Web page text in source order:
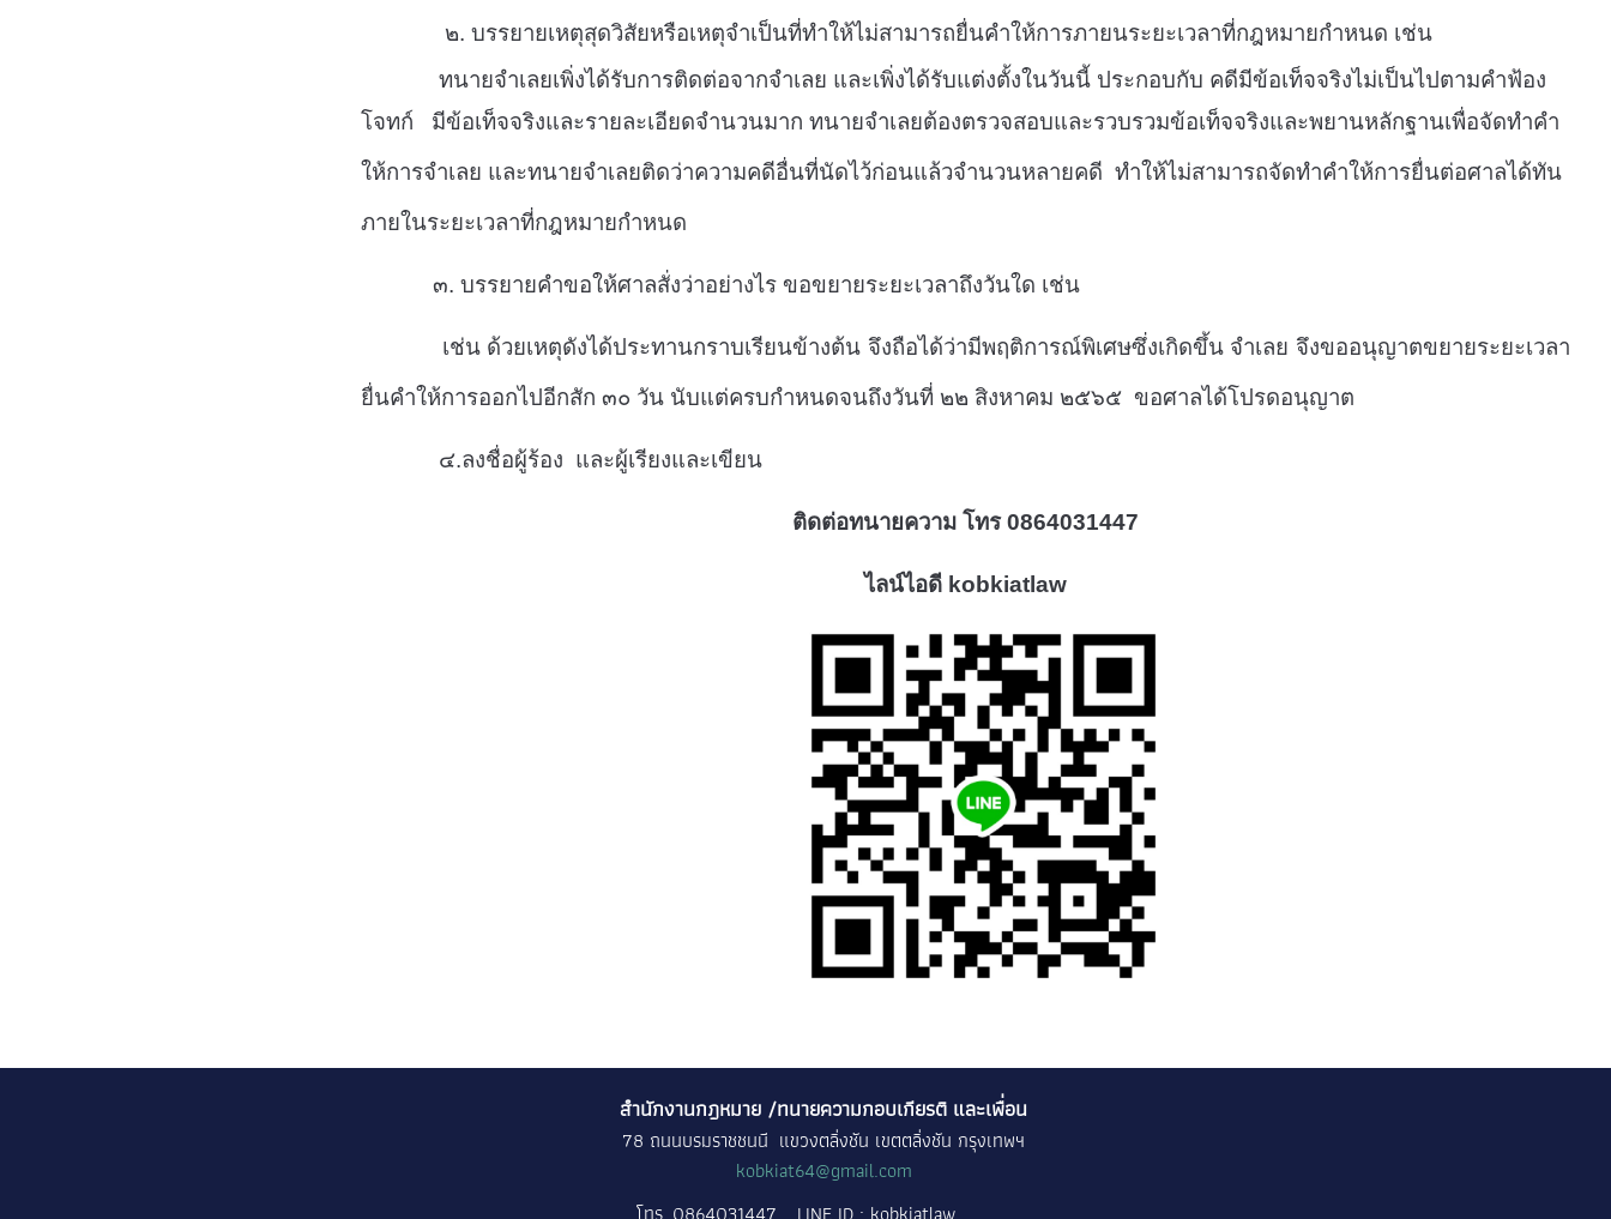
๒. บรรยายเหตุสุดวิสัยหรือเหตุจำเป็นที่ทำให้ไม่สามารถยื่นคำให้การภายนระยะเวลาที่กฎหมายกำหนด เช่น
ทนายจำเลยเพิ่งได้รับการติดต่อจากจำเลย และเพิ่งได้รับแต่งตั้งในวันนี้ ประกอบกับ คดีมีข้อเท็จจริงไม่เป็นไปตามคำฟ้อง
โจทก์ มีข้อเท็จจริงและรายละเอียดจำนวนมาก ทนายจำเลยต้องตรวจสอบและรวบรวมข้อเท็จจริงและพยานหลักฐานเพื่อจัดทำคำ
ให้การจำเลย และทนายจำเลยติดว่าความคดีอื่นที่นัดไว้ก่อนแล้วจำนวนหลายคดี ทำให้ไม่สามารถจัดทำคำให้การยื่นต่อศาลได้ทัน
ภายในระยะเวลาที่กฎหมายกำหนด
๓. บรรยายคำขอให้ศาลสั่งว่าอย่างไร ขอขยายระยะเวลาถึงวันใด เช่น
เช่น ด้วยเหตุดังได้ประทานกราบเรียนข้างต้น จึงถือได้ว่ามีพฤติการณ์พิเศษซึ่งเกิดขึ้น จำเลย จึงขออนุญาตขยายระยะเวลา
ยื่นคำให้การออกไปอีกสัก ๓๐ วัน นับแต่ครบกำหนดจนถึงวันที่ ๒๒ สิงหาคม ๒๕๖๕ ขอศาลได้โปรดอนุญาต
๔.ลงชื่อผู้ร้อง และผู้เรียงและเขียน
ติดต่อทนายความ โทร 0864031447
ไลน์ไอดี kobkiatlaw
สำนักงานกฎหมาย /ทนายความกอบเกียรติ และเพื่อน
78 ถนนบรมราชชนนี แขวงตลิ่งชัน เขตตลิ่งชัน กรุงเทพฯ
kobkiat64@gmail.com